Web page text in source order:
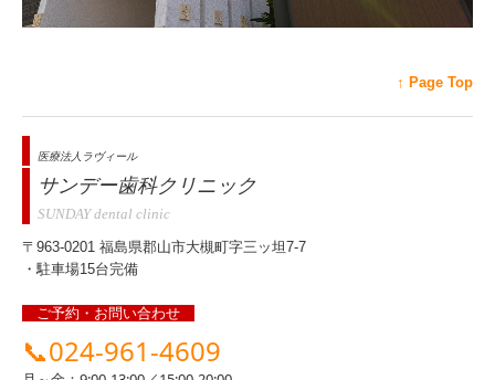
↑ Page Top
医療法人ラヴィール
サンデー歯科クリニック
SUNDAY dental clinic
〒963-0201 福島県郡山市大槻町字三ッ坦7-7
・駐車場15台完備
ご予約・お問い合わせ
📞024-961-4609